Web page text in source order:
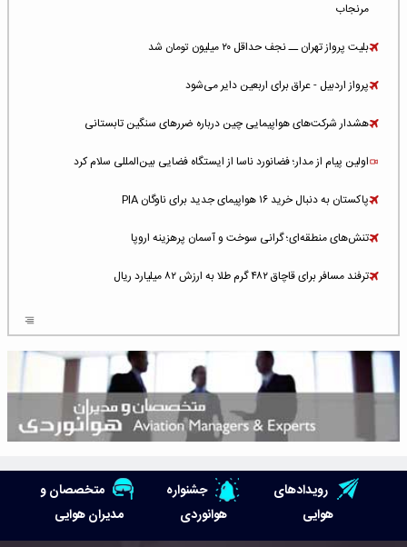
مرنجاب
بلیت پرواز تهران ــ نجف حداقل ۲۰ میلیون تومان شد
پرواز اردبیل - عراق برای اربعین دایر می‌شود
هشدار شرکت‌های هواپیمایی چین درباره ضررهای سنگین تابستانی
اولین پیام از مدار؛ فضانورد ناسا از ایستگاه فضایی بین‌المللی سلام کرد
پاکستان به دنبال خرید ۱۶ هواپیمای جدید برای ناوگان PIA
تنش‌های منطقه‌ای؛ گرانی سوخت و آسمان پرهزینه اروپا
ترفند مسافر برای قاچاق ۴۸۲ گرم طلا به ارزش ۸۲ میلیارد ریال
شلوغ‌ترین فرودگاه‌های اروپا در ۲۰۲۵: لندن، استانبول و پاریس
پخش زنده پرواز سیزدهم موشک استارشیپ اسپیس‌ایکس [جمعه ساعت ۰۱:۴۵]
هوش مصنوعی وارد تعمیر و بازرسی موتورهای هواپیما شد
حمله هوایی به تأسیسات فرودگاه سمنان
رویدادهای
هوایی
جشنواره
هوانوردی
متخصصان و
مدیران هوایی